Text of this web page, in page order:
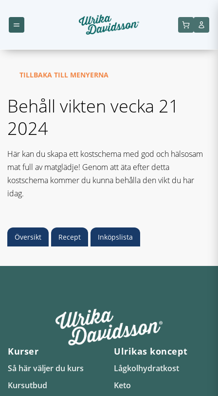
TILLBAKA TILL MENYERNA
Behåll vikten vecka 21
2024
Här kan du skapa ett kostschema med god och hälsosam
mat full av matglädje! Genom att äta efter detta
kostschema kommer du kunna behålla den vikt du har
idag.
Översikt Recept Inköpslista
Kurser
Så här väljer du kurs
Kursutbud
Ulrikas koncept
Lågkolhydratkost
Keto